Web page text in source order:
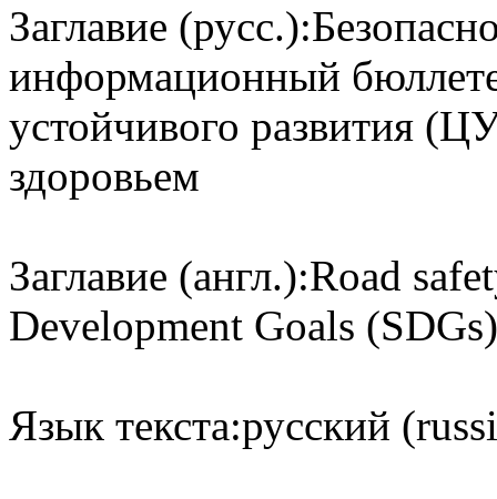
Заглавие (русс.):
информационный
устойчивого развития
здоровьем
Заглавие (англ.):Road
Development Goals
Язык текста:русский